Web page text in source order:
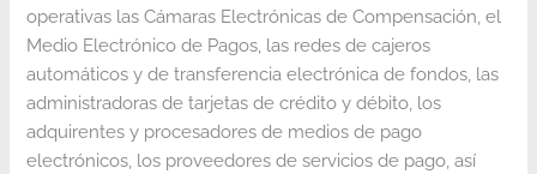
operativas las Cámaras Electrónicas de Compensación, el
Medio Electrónico de Pagos, las redes de cajeros
automáticos y de transferencia electrónica de fondos, las
administradoras de tarjetas de crédito y débito, los
adquirentes y procesadores de medios de pago
electrónicos, los proveedores de servicios de pago, así